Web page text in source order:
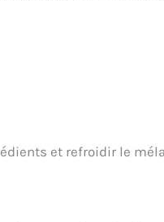
et refroidir le